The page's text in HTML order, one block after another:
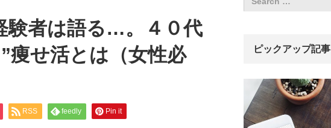
験者は語る…。４０代
痩せ活とは（女性必
RSS feedly Pin it
ピックアップ記事